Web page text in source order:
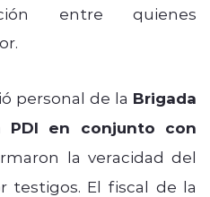
entre quienes
personal de la Brigada
PDI en conjunto con
la veracidad del
testigos. El fiscal de la